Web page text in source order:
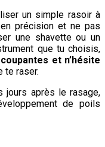
un simple rasoir à
précision et ne pas
une shavette ou un
que tu choisis,
et n’hésite
te raser.
jours après le rasage,
de poils